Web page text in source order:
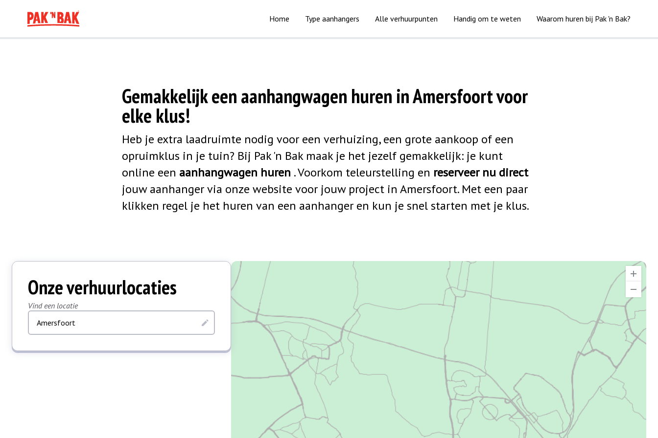
Home Type aanhangers Alle verhuurpunten Handig om te weten Waarom huren bij Pak 'n Bak?
Gemakkelijk een aanhangwagen huren in Amersfoort voor
elke klus!
Heb je extra laadruimte nodig voor een verhuizing, een grote aankoop of een
opruimklus in je tuin? Bij Pak 'n Bak maak je het jezelf gemakkelijk: je kunt
online een aanhangwagen huren . Voorkom teleurstelling en reserveer nu direct
jouw aanhanger via onze website voor jouw project in Amersfoort. Met een paar
klikken regel je het huren van een aanhanger en kun je snel starten met je klus.
Onze verhuurlocaties
Vind een locatie
Amersfoort